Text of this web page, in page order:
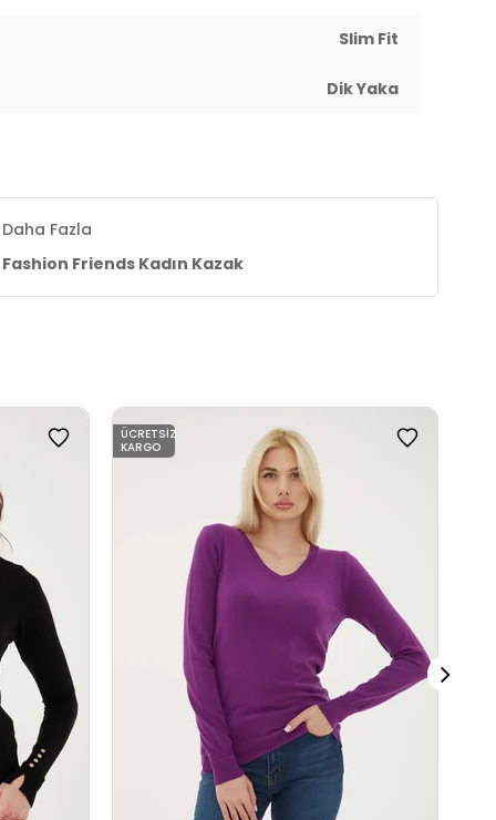
Slim Fit
Dik Yaka
Daha Fazla
Fashion Friends Kadın Kazak
ÜCRETSIZ
KARGO